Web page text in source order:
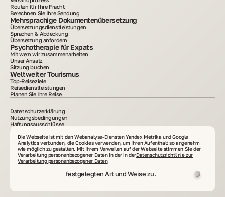
Routen für Ihre Fracht
Berechnen Sie Ihre Sendung
Mehrsprachige Dokumentenübersetzung
Übersetzungsdienstleistungen
Sprachen & Abdeckung
Übersetzung anfordern
Psychotherapie für Expats
Mit wem wir zusammenarbeiten
Unser Ansatz
Sitzung buchen
Weltweiter Tourismus
Top-Reiseziele
Reisedienstleistungen
Planen Sie Ihre Reise
2015–2025. Alle auf der Website veröffentlichten Informationen dienen nur zu
Informationszwecken und sind weder Werbung noch ein öffentliches Angebot. Das
Kopieren von Materialien ohne schriftliche Zustimmung ist untersagt. VelesClub Int.
Datenschutzerklärung
Nutzungsbedingungen
Haftungsausschlüsse
Cookie-Richtlinie
Die Webseite ist mit den Webanalyse-Diensten Yandex Metrika und Google
Analytics verbunden, die Cookies verwenden, um Ihren Aufenthalt so angenehm
wie möglich zu gestalten. Mit Ihrem Verweilen auf der Webseite stimmen Sie der
Verarbeitung personenbezogener Daten in der in derDatenschutzrichtlinie zur
Verarbeitung personenbezogener Daten
festgelegten Art und Weise zu.